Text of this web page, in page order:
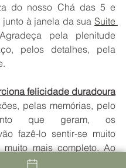
do nosso Chá das 5 e
junto à janela da sua Suite
pela plenitude
pelos detalhes, pela
felicidade duradoura
pelas memórias, pelo
que geram, os
fazê-lo sentir-se muito
muito mais completo. Ao
tempo. Permita-se